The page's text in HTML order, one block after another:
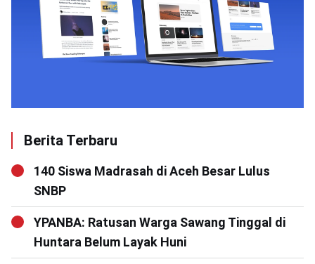
Berita Terbaru
140 Siswa Madrasah di Aceh Besar Lulus
SNBP
YPANBA: Ratusan Warga Sawang Tinggal di
Huntara Belum Layak Huni